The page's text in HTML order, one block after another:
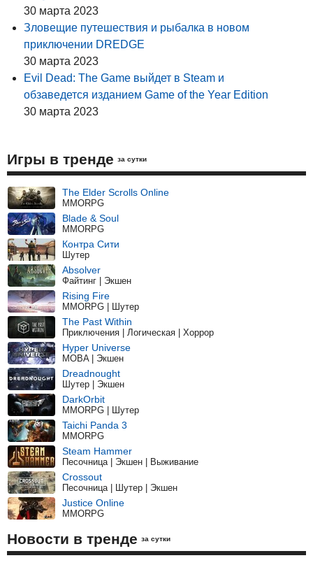
30 марта 2023
Зловещие путешествия и рыбалка в новом
приключении DREDGE
30 марта 2023
Evil Dead: The Game выйдет в Steam и
обзаведется изданием Game of the Year Edition
30 марта 2023
Игры в тренде за сутки
The Elder Scrolls Online
MMORPG
Blade & Soul
MMORPG
Контра Сити
Шутер
Absolver
Файтинг | Экшен
Rising Fire
MMORPG | Шутер
The Past Within
Приключения | Логическая | Хоррор
Hyper Universe
MOBA | Экшен
Dreadnought
Шутер | Экшен
DarkOrbit
MMORPG | Шутер
Taichi Panda 3
MMORPG
Steam Hammer
Песочница | Экшен | Выживание
Crossout
Песочница | Шутер | Экшен
Justice Online
MMORPG
Новости в тренде за сутки